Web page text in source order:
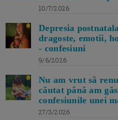
10/7/2026
Depresia
dragoste, emotii,
- confesiuni
9/6/2026
Nu am vrut să
căutat până am
confesiunile unei
27/3/2026